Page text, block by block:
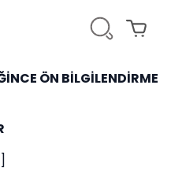
ÖN BİLGİLENDİRME